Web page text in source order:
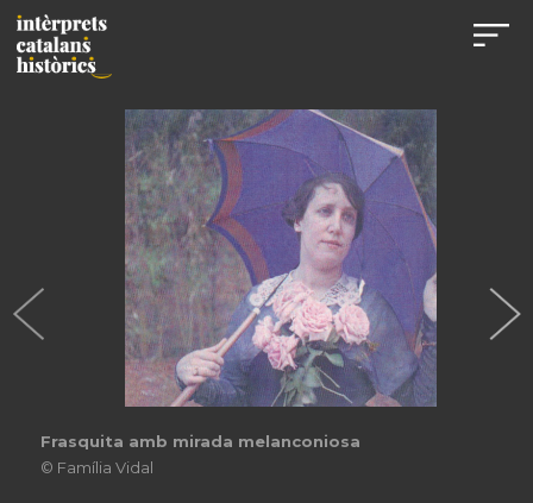
Frasquita amb mirada melanconiosa
© Família Vidal